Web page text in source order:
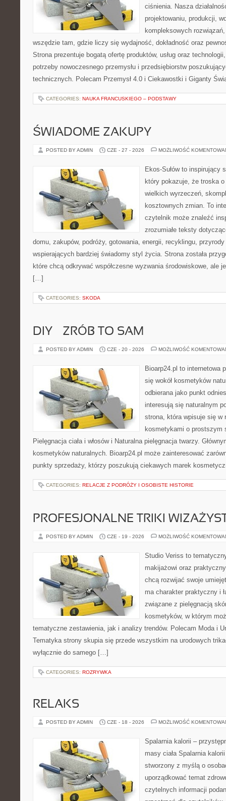
ciśnienia. Nasza
projektowaniu, produkcji,
kompleksowych
wszędzie tam, gdzie liczy się wydajność, dokładność oraz
Strona prezentuje bogatą ofertę produktów, usług oraz
potrzeby nowoczesnego przemysłu i przedsiębiorstw
technicznych. Polecam Przemysł 4.0 i Ciekawostki i Giganty
CATEGORIES: NAUKA FRANCUSKIEGO – PODSTAWY
ŚWIADOME ZAKUPY
POSTED BY ADMIN CZE - 27 - 2026 MOŻLIWOŚĆ
Ekos-Sułów to inspirujący
który pokazuje, że troska
wielkich wyrzeczeń,
kosztownych zmian. To
czytelnik może znaleźć
zrozumiałe teksty
domu, zakupów, podróży, gotowania, energii, recyklingu,
wspierających bardziej świadomy styl życia. Strona została
które chcą odkrywać współczesne wyzwania środowiskowe, ale
[…]
CATEGORIES: SKODA
DIY – ZRÓB TO SAM
POSTED BY ADMIN CZE - 20 - 2026 MOŻLIWOŚĆ
Bioarp24.pl to internetowa
się wokół kosmetyków
odbierana jako punkt
interesują się naturalnym
strona, która wpisuje się w
kosmetykami o prostszym
Pielęgnacja ciała i włosów i Naturalna pielęgnacja twarzy.
kosmetyków naturalnych. Bioarp24.pl może zainteresować
punkty sprzedaży, którzy poszukują ciekawych marek
CATEGORIES: RELACJE Z PODRÓŻY I OSOBISTE HISTORIE
PROFESJONALNE TRIKI
POSTED BY ADMIN CZE - 19 - 2026 MOŻLIWOŚĆ
Studio Veriss to
makijażowi oraz
chcą rozwijać swoje
ma charakter praktyczny i
związane z pielęgnacją
kosmetyków, w którym
tematyczne zestawienia, jak i analizy trendów. Polecam Moda i
Tematyka strony skupia się przede wszystkim na urodowych
wyłącznie do samego […]
CATEGORIES: ROZRYWKA
RELAKS
POSTED BY ADMIN CZE - 18 - 2026 MOŻLIWOŚĆ
Spalarnia kalorii –
masy ciała Spalarnia
stworzony z myślą o
uporządkować temat
czytelnych informacji